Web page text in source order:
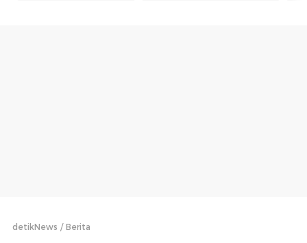
detikNews Berita